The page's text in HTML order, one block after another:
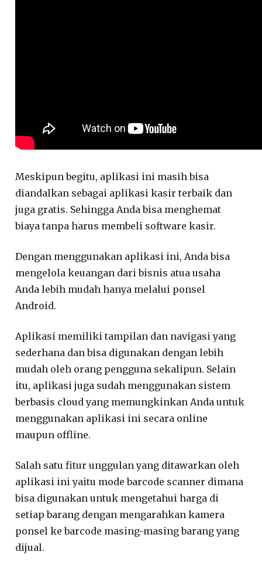
Meskipun begitu, aplikasi ini masih bisa
diandalkan sebagai aplikasi kasir terbaik dan
juga gratis. Sehingga Anda bisa menghemat
biaya tanpa harus membeli software kasir.
Dengan menggunakan aplikasi ini, Anda bisa
mengelola keuangan dari bisnis atua usaha
Anda lebih mudah hanya melalui ponsel
Android.
Aplikasi memiliki tampilan dan navigasi yang
sederhana dan bisa digunakan dengan lebih
mudah oleh orang pengguna sekalipun. Selain
itu, aplikasi juga sudah menggunakan sistem
berbasis cloud yang memungkinkan Anda untuk
menggunakan aplikasi ini secara online
maupun offline.
Salah satu fitur unggulan yang ditawarkan oleh
aplikasi ini yaitu mode barcode scanner dimana
bisa digunakan untuk mengetahui harga di
setiap barang dengan mengarahkan kamera
ponsel ke barcode masing-masing barang yang
dijual.